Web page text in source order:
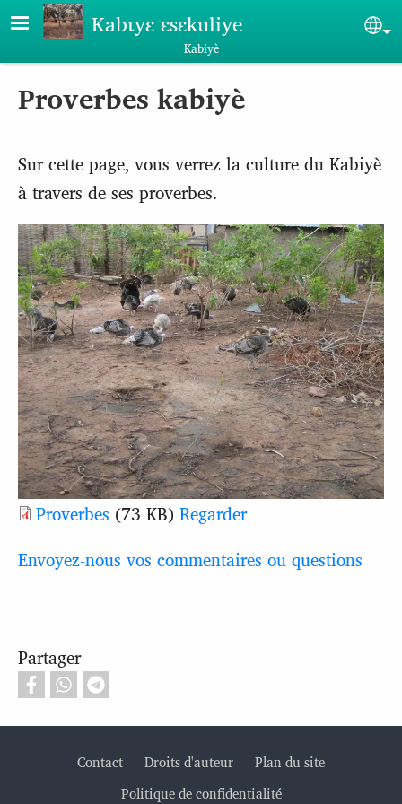
Aller au contenu principal
Kabɩyɛ ɛsɛkuliye
Kabiyè
Proverbes kabiyè
Sur cette page, vous verrez la culture du Kabiyè
à travers de ses proverbes.
Proverbes (73 KB) Regarder
Envoyez-nous vos commentaires ou questions
Partager
Contact Droits d'auteur
Plan du site
Politique de confidentialité